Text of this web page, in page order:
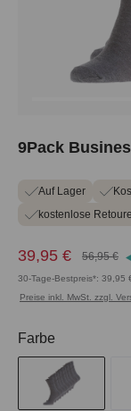
9Pack
Auf Lager
kostenlose
39,95 € 56,95 €
30-Tage-Bestpreis*: 39,95
Preise inkl. MwSt. zzgl.
Farbe